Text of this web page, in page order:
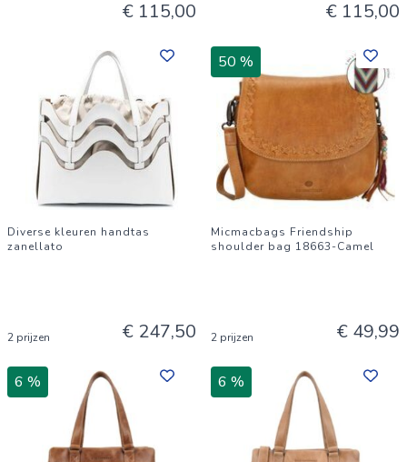
€ 115,00 € 115,00
Diverse kleuren handtas
zanellato
2 prijzen € 247,50
50 %
Micmacbags Friendship
shoulder bag 18663-Camel
2 prijzen € 49,99
6 % 6 %